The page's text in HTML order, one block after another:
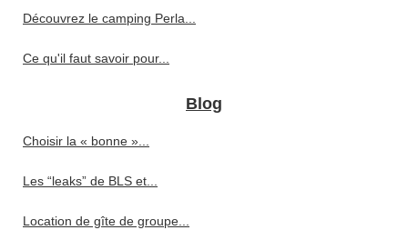
Découvrez le camping Perla...
Ce qu'il faut savoir pour...
Blog
Choisir la « bonne »...
Les “leaks” de BLS et...
Location de gîte de groupe...